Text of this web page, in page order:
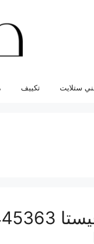
ستلايت تكييف